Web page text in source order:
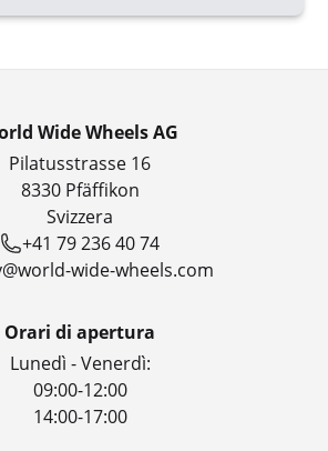
Wide Wheels AG
Pilatusstrasse 16
8330 Pfäffikon
Svizzera
+41 79 236 40 74
wide-wheels.com
Orari di apertura
Lunedì - Venerdì:
09:00-12:00
14:00-17:00